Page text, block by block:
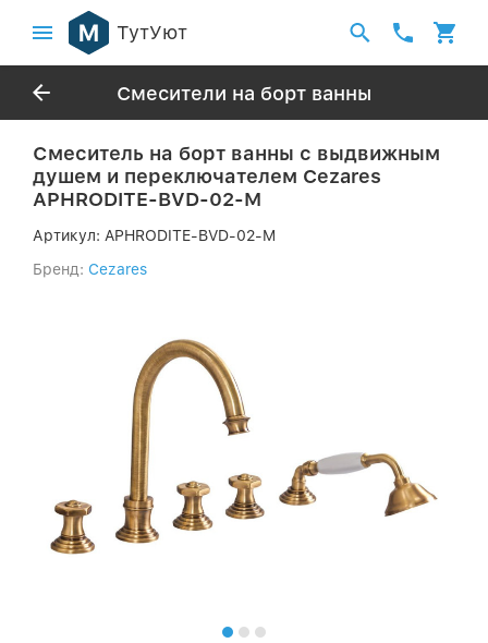
ТутУют
Смесители на борт ванны
Смеситель на борт ванны с выдвижным
душем и переключателем Cezares
APHRODITE-BVD-02-M
Артикул: APHRODITE-BVD-02-M
Бренд: Cezares